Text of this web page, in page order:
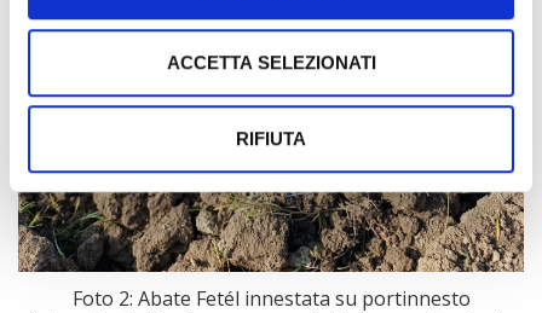
ACCETTA SELEZIONATI
RIFIUTA
Foto 2: Abate Fetél innestata su portinnesto